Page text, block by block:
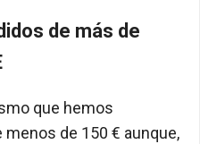
de más de
que hemos
de 150 € aunque,